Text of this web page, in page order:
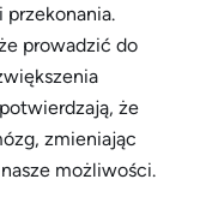
przekonania.
prowadzić do
że
zmieniając
możliwości.